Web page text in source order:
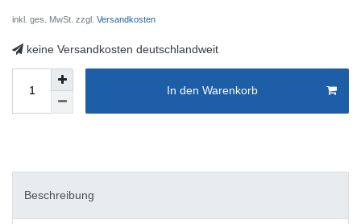
inkl. ges. MwSt. zzgl. Versandkosten
keine Versandkosten deutschlandweit
In den Warenkorb
Beschreibung